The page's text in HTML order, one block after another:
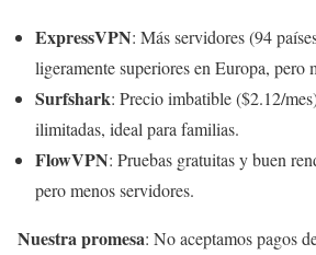
ExpressVPN: Más servidores (94
ligeramente superiores en Europa, pero
Surfshark: Precio imbatible ($2.12/
ilimitadas, ideal para familias.
FlowVPN: Pruebas gratuitas y buen
pero menos servidores.
Nuestra promesa: No aceptamos pagos